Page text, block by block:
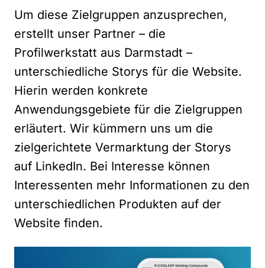
Um diese Zielgruppen anzusprechen,
erstellt unser Partner – die
Profilwerkstatt aus Darmstadt –
unterschiedliche Storys für die Website.
Hierin werden konkrete
Anwendungsgebiete für die Zielgruppen
erläutert. Wir kümmern uns um die
zielgerichtete Vermarktung der Storys
auf LinkedIn. Bei Interesse können
Interessenten mehr Informationen zu den
unterschiedlichen Produkten auf der
Website finden.